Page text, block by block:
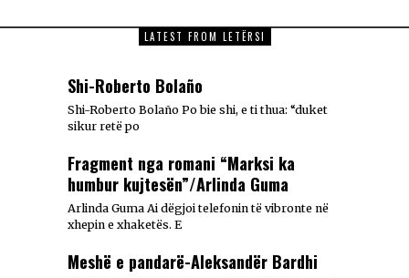
LATEST FROM LETËRSI
Shi-Roberto Bolaño
Shi-Roberto Bolaño Po bie shi, e ti thua: “duket
sikur retë po
Fragment nga romani “Marksi ka
humbur kujtesën”/Arlinda Guma
Arlinda Guma Ai dëgjoi telefonin të vibronte në
xhepin e xhaketës. E
Meshë e pandarë-Aleksandër Bardhi